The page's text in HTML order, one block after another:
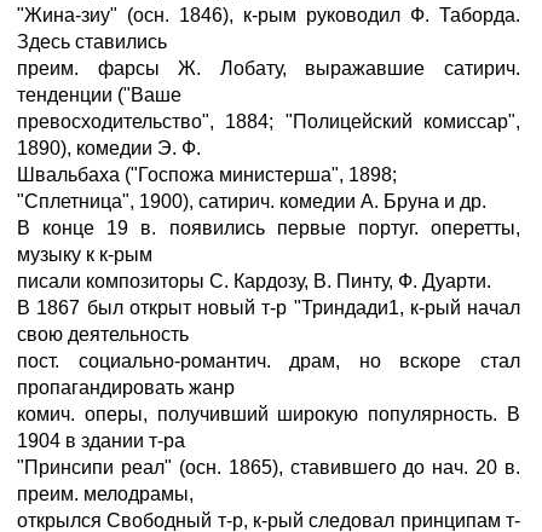
"Жина-зиу" (осн. 1846), к-рым руководил Ф. Таборда.
Здесь ставились
преим. фарсы Ж. Лобату, выражавшие сатирич.
тенденции ("Ваше
превосходительство", 1884; "Полицейский комиссар",
1890), комедии Э. Ф.
Швальбаха ("Госпожа министерша", 1898;
"Сплетница", 1900), сатирич. комедии А. Бруна и др.
В конце 19 в. появились первые португ. оперетты,
музыку к к-рым
писали композиторы С. Кардозу, В. Пинту, Ф. Дуарти.
В 1867 был открыт новый т-р "Триндади1, к-рый начал
свою деятельность
пост. социально-романтич. драм, но вскоре стал
пропагандировать жанр
комич. оперы, получивший широкую популярность. В
1904 в здании т-ра
"Принсипи реал" (осн. 1865), ставившего до нач. 20 в.
преим. мелодрамы,
открылся Свободный т-р, к-рый следовал принципам т-